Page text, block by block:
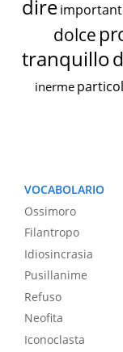
dire
dolce
tranquillo
inerme
VOCABOLARIO
Ossimoro
Filantropo
Idiosincrasia
Pusillanime
Refuso
Neofita
Iconoclasta